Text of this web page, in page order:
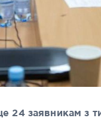
заявникам з